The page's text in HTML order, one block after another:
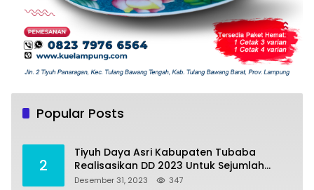
Popular Posts
Pembangunan
Juli 4, 2022
2
Tiyuh Daya Asri Kabupaten Tubaba
Realisasikan DD 2023 Untuk Sejumlah
Program Pembangunan
Desember 31, 2023 347